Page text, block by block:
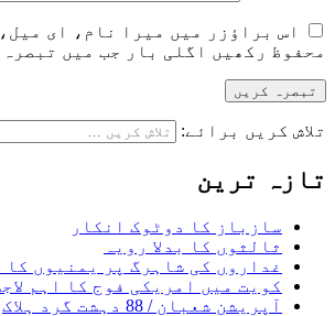
اس براؤزر میں میرا نام، ای
محفوظ رکھیں اگلی بار جب میں تبصرہ
تلاش کریں برائے:
تازہ ترین
سازباز کا دوٹوک انکار
ثالثوں کا بدلا رویہ
غداروں کی شاہرگ پر یمنیوں کا
کویت میں امریکی فوج کا اہم
آپریشن شعبان / 88 دہشت گرد ہلاک